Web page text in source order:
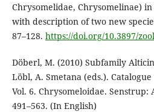
Chrysomelidae, Chrysomelinae)
with description of two new
87–128. https://doi.org/10.3897/
Döberl, M. (2010) Subfamily
Löbl, A. Smetana (eds.).
Vol. 6. Chrysomeloidae. Senstrup:
491–563. (In English)